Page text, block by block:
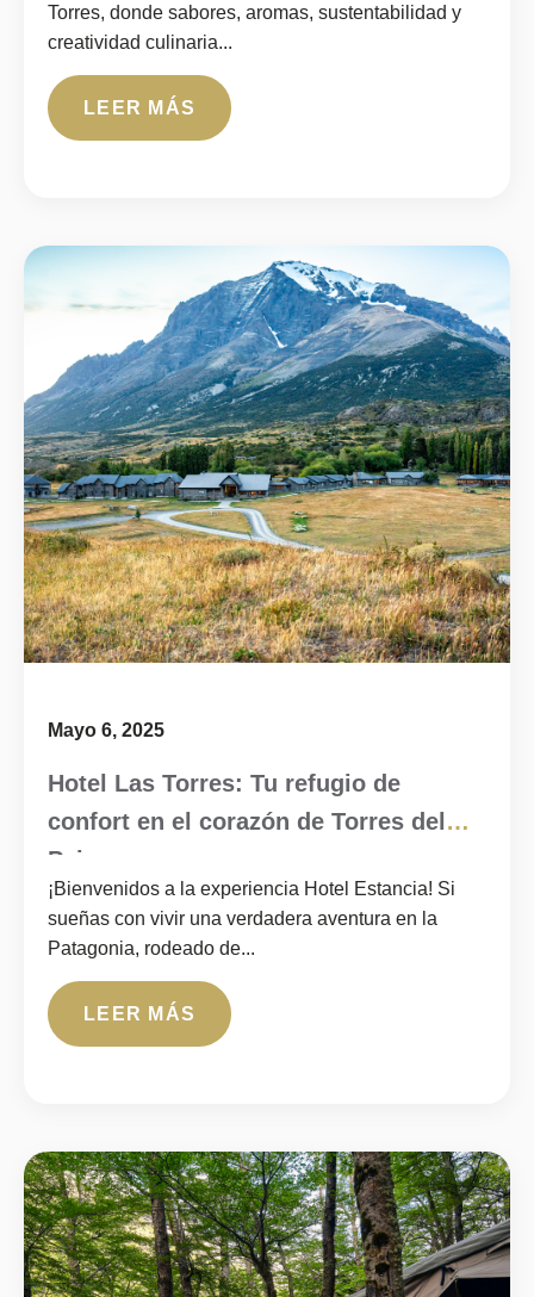
Torres, donde sabores, aromas, sustentabilidad y
creatividad culinaria...
LEER MÁS
Mayo 6, 2025
Hotel Las Torres: Tu refugio de
confort en el corazón de Torres del
Paine
¡Bienvenidos a la experiencia Hotel Estancia! Si
sueñas con vivir una verdadera aventura en la
Patagonia, rodeado de...
LEER MÁS